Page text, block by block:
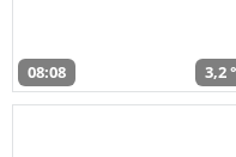
08:08 3,2